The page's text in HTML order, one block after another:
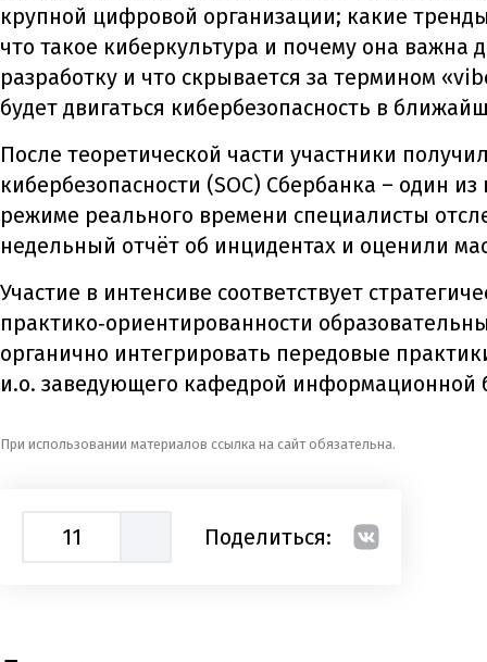
крупной цифровой организации; какие
что такое киберкультура и почему она
разработку и что скрывается за термином
будет двигаться кибербезопасность в
После теоретической части участники
кибербезопасности (SOC) Сбербанка – один
режиме реального времени специалисты
недельный отчёт об инцидентах и оценили
Участие в интенсиве соответствует
практико‑ориентированности
органично интегрировать передовые
и.о. заведующего кафедрой информационной
При использовании материалов ссылка на сайт обязательна.
11 Поделиться: